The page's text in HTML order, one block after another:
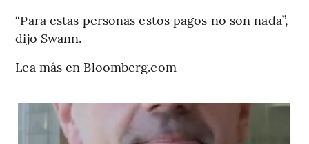
“Para estas personas estos pagos no son nada”,
dijo Swann.
Lea más en Bloomberg.com